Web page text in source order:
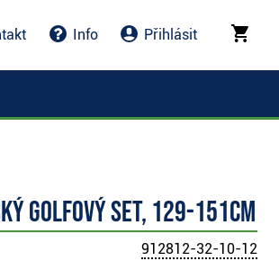
Info Přihlásit
golfový set, 129-151cm
912812-32-10-12